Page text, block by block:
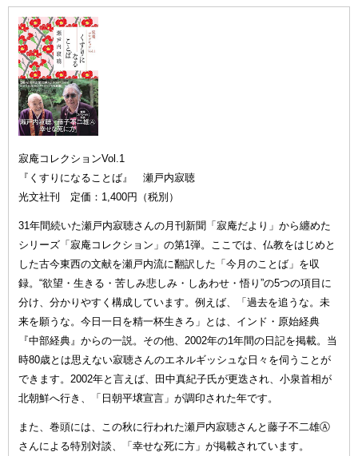
寂庵コレクションVol.1
『くすりになることば』 瀬戸内寂聴
光文社刊 定価：1,400円（税別）
31年間続いた瀬戸内寂聴さんの月刊新聞「寂庵だより」から纏めた
シリーズ「寂庵コレクション」の第1弾。ここでは、仏教をはじめと
した古今東西の文献を瀬戸内流に翻訳した「今月のことば」を収
録。“欲望・生きる・苦しみ悲しみ・しあわせ・悟り”の5つの項目に
分け、分かりやすく構成しています。例えば、「過去を追うな。未
来を願うな。今日一日を精一杯生きろ」とは、インド・原始経典
『中部経典』からの一説。その他、2002年の1年間の日記を掲載。当
時80歳とは思えない寂聴さんのエネルギッシュな日々を伺うことが
できます。2002年と言えば、田中真紀子氏が更迭され、小泉首相が
北朝鮮へ行き、「日朝平壌宣言」が調印された年です。
また、巻頭には、この秋に行われた瀬戸内寂聴さんと藤子不二雄Ⓐ
さんによる特別対談、「幸せな死に方」が掲載されています。